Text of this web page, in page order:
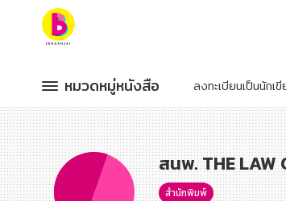
หมวดหมู่หนังสือ
หมวดหมู่ยอดนิยม
หนังสือออกใหม่
หนังสือยอดนิยม
หนังสือเช่า
อีบุ๊กอ่านฟรี
หนังสือเสียง
หมวดหมู่หนังสือ
หมวดหมู่หนังสือ
หมวดหมู่ยอดนิยม
หนังสือออกใหม่
หนังสือยอดนิยม
หนังสือเช่า
อีบุ๊กอ่านฟรี
หนังสือเสียง
ลงทะเบียนเป็นนักเขี
สนพ. THE LAW
สำนักพิมพ์